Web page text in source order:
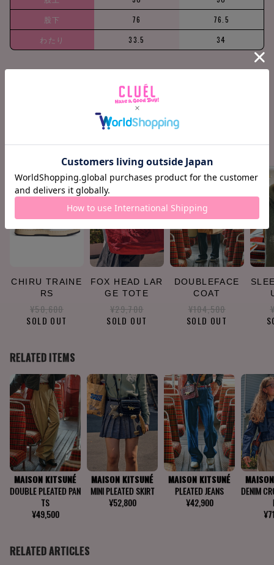
股下
76
76.5
わたり
33.5 34
158cm / 51kg M
CHIRU TRAINE
RS
¥50,600
SOLD OUT
FOX HEAD LAR
GE TOTE
¥29,700
SOLD OUT
DOUBLEFACE
COAT
¥104,500
SOLD OUT